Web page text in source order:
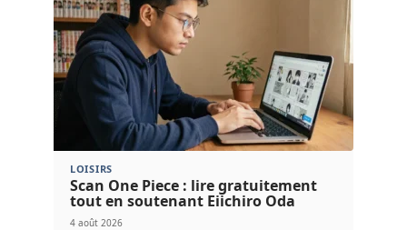
LOISIRS
Scan One Piece : lire gratuitement
tout en soutenant Eiichiro Oda
4 août 2026